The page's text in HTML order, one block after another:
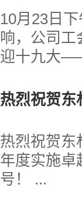
序、第五
0 强排序和
0 强排序......
10月23日
响，公司工
迎十九大
在喜迎党的
围，展现员
貌，促进各
流。经过
热烈祝贺东
号
热烈祝贺东
年度实施卓
号！ ...